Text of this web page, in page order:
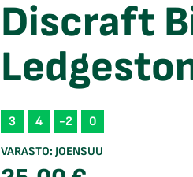
Discraft
3 4 -2 0
VARASTO: JOENSUU